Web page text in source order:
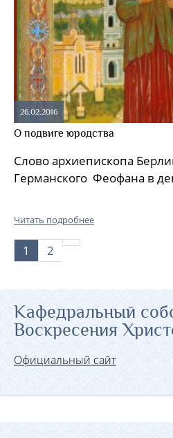
26.02.2016
О подвиге юродства
Слово архиепископа
Германского Феофана в
Читать подробнее
1 2 »
Кафедральный
Воскресения
Официальный сайт